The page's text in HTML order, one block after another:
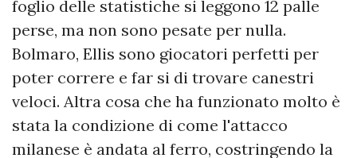
foglio delle statistiche si leggono 12 palle
perse, ma non sono pesate per nulla.
Bolmaro, Ellis sono giocatori perfetti per
poter correre e far si di trovare canestri
veloci. Altra cosa che ha funzionato molto è
stata la condizione di come l'attacco
milanese è andata al ferro, costringendo la